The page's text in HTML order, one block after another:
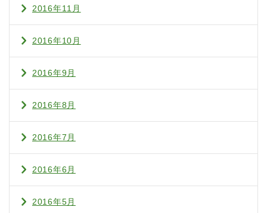
2016年11月
2016年10月
2016年9月
2016年8月
2016年7月
2016年6月
2016年5月